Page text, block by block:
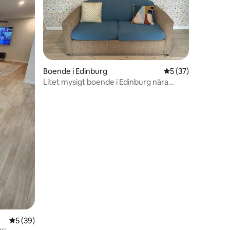
5 av 5 i genomsnittligt betyg, 39 omdömen
5 (39)
Boende i Edinburg 5 av 5 i
5 (37)
Litet mysigt boende i Edinburg nära